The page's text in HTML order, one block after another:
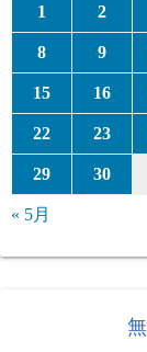
1 2
8 9
15 16
22 23
29 30
« 5月